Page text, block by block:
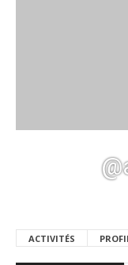
ACTIVITÉS